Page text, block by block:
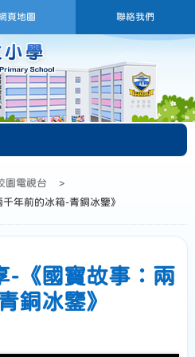
頁地圖 聯絡我們
園電視台
>
年前的冰箱-青銅冰鑒》
-《國寶故事：兩
銅冰鑒》